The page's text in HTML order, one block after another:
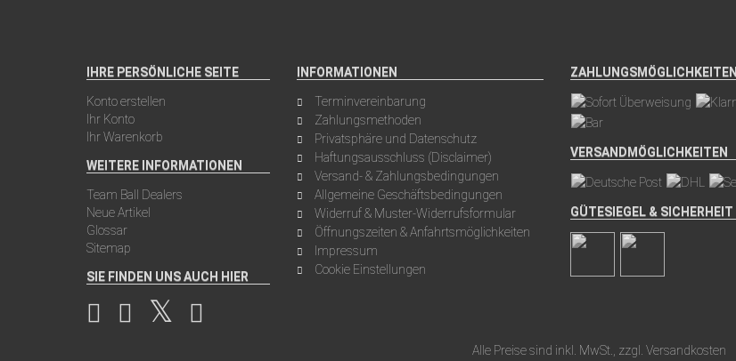
IHRE PERSÖNLICHE SEITE
Konto erstellen
Ihr Konto
Ihr Warenkorb
WEITERE INFORMATIONEN
Team Ball Dealers
Neue Artikel
Glossar
Sitemap
SIE FINDEN UNS AUCH HIER
INFORMATIONEN
Terminvereinbarung
Zahlungsmethoden
Privatsphäre und Datenschutz
Haftungsausschluss (Disclaimer)
Versand- & Zahlungsbedingungen
Allgemeine Geschäftsbedingungen
Widerruf & Muster-Widerrufsformular
Öffnungszeiten & Anfahrtsmöglichkeiten
Impressum
Cookie Einstellungen
ZAHLUNGSMÖGLICHKEITEN
VERSANDMÖGLICHKEITEN
GÜTESIEGEL & SICHERHEIT
Alle Preise sind inkl. MwSt., zzgl. Versandkosten